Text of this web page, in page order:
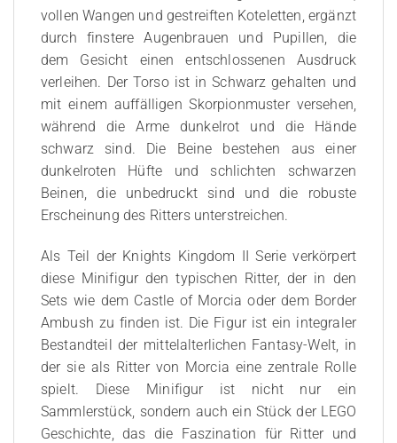
vollen Wangen und gestreiften Koteletten, ergänzt
durch finstere Augenbrauen und Pupillen, die
dem Gesicht einen entschlossenen Ausdruck
verleihen. Der Torso ist in Schwarz gehalten und
mit einem auffälligen Skorpionmuster versehen,
während die Arme dunkelrot und die Hände
schwarz sind. Die Beine bestehen aus einer
dunkelroten Hüfte und schlichten schwarzen
Beinen, die unbedruckt sind und die robuste
Erscheinung des Ritters unterstreichen.
Als Teil der Knights Kingdom II Serie verkörpert
diese Minifigur den typischen Ritter, der in den
Sets wie dem Castle of Morcia oder dem Border
Ambush zu finden ist. Die Figur ist ein integraler
Bestandteil der mittelalterlichen Fantasy-Welt, in
der sie als Ritter von Morcia eine zentrale Rolle
spielt. Diese Minifigur ist nicht nur ein
Sammlerstück, sondern auch ein Stück der LEGO
Geschichte, das die Faszination für Ritter und